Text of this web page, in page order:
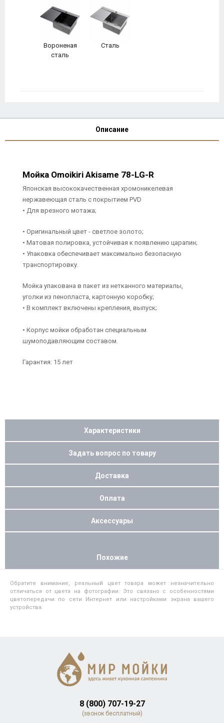
Вороненая
сталь
Сталь
Описание
Мойка Omoikiri Akisame 78-LG-R
Японская высококачественная хромоникелевая
нержавеющая сталь с покрытием PVD
• Для врезного мотажа;
• Оригинальный цвет - светлое золото;
• Матовая полировка, устойчивая к появлению царапин;
• Упаковка обеспечивает максимально безопасную
транспортировку.
Мойка упакована в пакет из нетканного материалы,
уголки из пенопласта, картонную коробку;
• В комплект включены крепления, выпуск;
• Корпус мойки обработан специальным
шумоподавляющим составом.
Гарантия: 15 лет
Характеристики
Задать вопрос по товару
Доставка
Оплата
Аксессуары
Похожие
Обратите внимание, реальный цвет товара может незначительно
отличаться от цвета на фотографии. Это связано с особенностями
цветопередачи по сети Интернет или настройками экрана вашего
устройства.
8 (800) 707-19-27
(звонок бесплатный)